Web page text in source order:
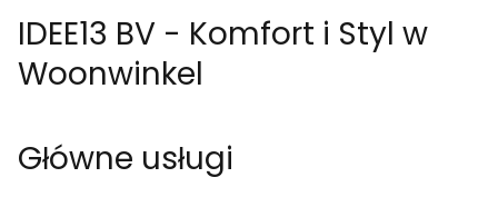
IDEE13 BV - Komfort i Styl w
Woonwinkel
Główne usługi